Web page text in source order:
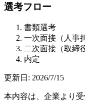
選考フロー
書類選考
一次面接（人事
二次面接（取締
内定
更新日: 2026/7/15
本内容は、企業より